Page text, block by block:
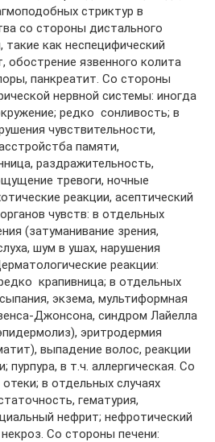
стриктур в
со стороны дистального
как неспецифический
обострение язвенного колита
панкреатит. Со стороны
нервной системы: иногда
редко  сонливость; в
чувствительности,
памяти,
раздражительность,
тревоги, ночные
реакции, асептический
чувств: в отдельных
(затуманивание зрения,
шум в ушах, нарушения
реакции:
 крапивница; в отдельных
экзема, мультиформная
Джонсона, синдром Лайелла
эритродермия
выпадение волос, реакции
пурпура, в т.ч. аллергическая. Со
в отдельных случаях 
гематурия,
нефрит; нефротический
Со стороны печени: